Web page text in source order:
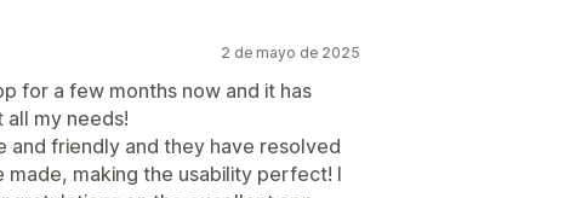
2 de mayo de 2025
for a few months now and it has
my needs!
and friendly and they have resolved
made, making the usability perfect! I